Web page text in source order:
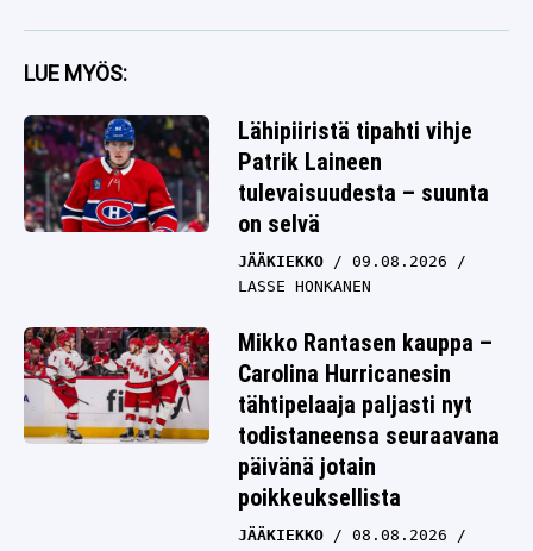
LUE MYÖS:
Lähipiiristä tipahti vihje
Patrik Laineen
tulevaisuudesta – suunta
on selvä
JÄÄKIEKKO
09.08.2026
LASSE HONKANEN
Mikko Rantasen kauppa –
Carolina Hurricanesin
tähtipelaaja paljasti nyt
todistaneensa seuraavana
päivänä jotain
poikkeuksellista
JÄÄKIEKKO
08.08.2026